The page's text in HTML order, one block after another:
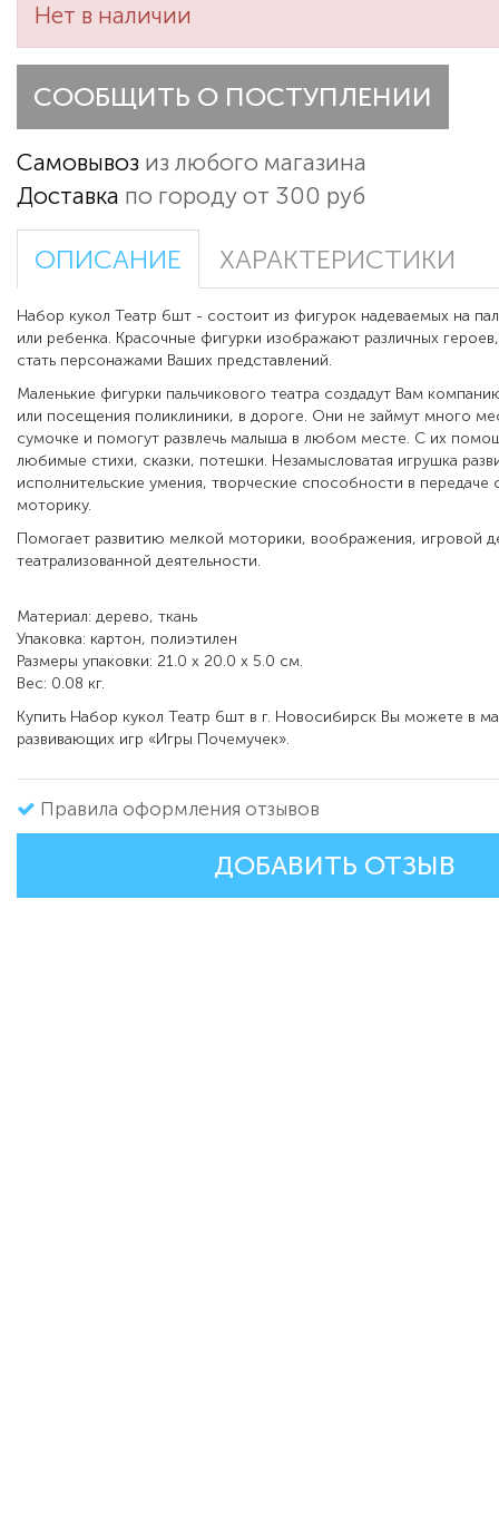
Нет в наличии
СООБЩИТЬ О ПОСТУПЛЕНИИ
Самовывоз из любого магазина
Доставка по городу от 300 руб
ОПИСАНИЕ ХАРАКТЕРИСТИКИ
Набор кукол Театр 6шт - состоит из фигурок надеваемых на
или ребенка. Красочные фигурки изображают различных
стать персонажами Ваших представлений.
Маленькие фигурки пальчикового театра создадут Вам
или посещения поликлиники, в дороге. Они не займут много
сумочке и помогут развлечь малыша в любом месте. С их
любимые стихи, сказки, потешки. Незамысловатая игрушка
исполнительские умения, творческие способности в передаче
моторику.
Помогает развитию мелкой моторики, воображения, игровой
театрализованной деятельности.
Материал: дерево, ткань
Упаковка: картон, полиэтилен
Размеры упаковки: 21.0 x 20.0 x 5.0 см.
Вес: 0.08 кг.
Купить Набор кукол Театр 6шт в г. Новосибирск Вы можете в
развивающих игр «Игры Почемучек».
Правила оформления отзывов
ДОБАВИТЬ ОТЗЫВ